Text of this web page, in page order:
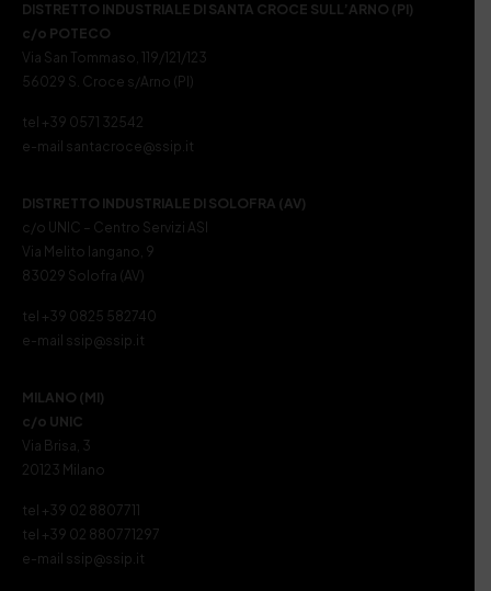
DISTRETTO INDUSTRIALE DI SANTA CROCE SULL’ARNO (PI)
c/o POTECO
Via San Tommaso, 119/121/123
56029 S. Croce s/Arno (PI)
tel +39 0571 32542
e-mail santacroce@ssip.it
DISTRETTO INDUSTRIALE DI SOLOFRA (AV)
c/o UNIC – Centro Servizi ASI
Via Melito Iangano, 9
83029 Solofra (AV)
tel +39 0825 582740
e-mail ssip@ssip.it
MILANO (MI)
c/o UNIC
Via Brisa, 3
20123 Milano
tel +39 02 8807711
tel +39 02 880771297
e-mail ssip@ssip.it